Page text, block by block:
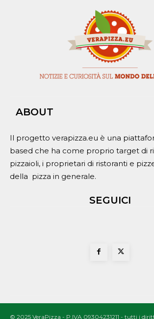
ABOUT
Il progetto verapizza.eu è una
based che ha come proprio target di
pizzaioli, i proprietari di ristoranti e
della pizza in generale.
SEGUICI
© 2025 VeraPizza - P.IVA 09304231211 - tutti i